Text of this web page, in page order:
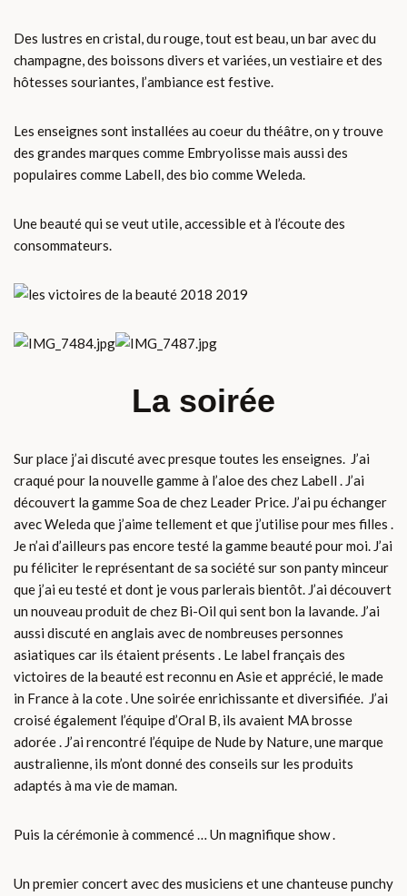
Des lustres en cristal, du rouge, tout est beau, un bar avec du
champagne, des boissons divers et variées, un vestiaire et des
hôtesses souriantes, l’ambiance est festive.
Les enseignes sont installées au coeur du théâtre, on y trouve
des grandes marques comme Embryolisse mais aussi des
populaires comme Labell, des bio comme Weleda.
Une beauté qui se veut utile, accessible et à l’écoute des
consommateurs.
La soirée
Sur place j’ai discuté avec presque toutes les enseignes. J’ai
craqué pour la nouvelle gamme à l’aloe des chez Labell . J’ai
découvert la gamme Soa de chez Leader Price. J’ai pu échanger
avec Weleda que j’aime tellement et que j’utilise pour mes filles .
Je n’ai d’ailleurs pas encore testé la gamme beauté pour moi. J’ai
pu féliciter le représentant de sa société sur son panty minceur
que j’ai eu testé et dont je vous parlerais bientôt. J’ai découvert
un nouveau produit de chez Bi-Oil qui sent bon la lavande. J’ai
aussi discuté en anglais avec de nombreuses personnes
asiatiques car ils étaient présents . Le label français des
victoires de la beauté est reconnu en Asie et apprécié, le made
in France à la cote . Une soirée enrichissante et diversifiée. J’ai
croisé également l’équipe d’Oral B, ils avaient MA brosse
adorée . J’ai rencontré l’équipe de Nude by Nature, une marque
australienne, ils m’ont donné des conseils sur les produits
adaptés à ma vie de maman.
Puis la cérémonie à commencé … Un magnifique show .
Un premier concert avec des musiciens et une chanteuse punchy